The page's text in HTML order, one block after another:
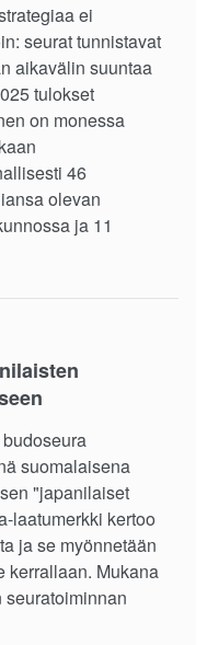
ei
seurat tunnistavat
aikavälin suuntaa
tulokset
on monessa
46
olevan
ja 11
suomalaisena
"japanilaiset
laatumerkki kertoo
ja se myönnetään
kerrallaan. Mukana